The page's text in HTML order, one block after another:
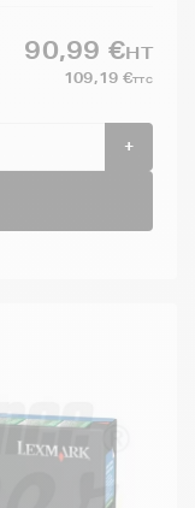
90,99 €HT
109,19 €TTC
+